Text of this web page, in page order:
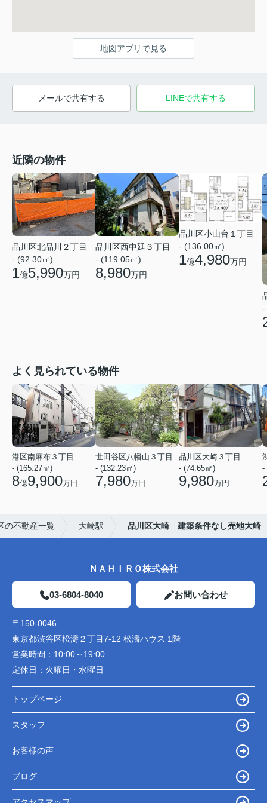
地図アプリで見る
メールで共有する LINEで共有する
近隣の物件
品川区北品川２丁目
- (92.30㎡)
1億5,990万円
品川区西中延３丁目
- (119.05㎡)
8,980万円
品川区小山台１丁目
- (136.00㎡)
1億4,980万円
-
よく見られている物件
港区南麻布３丁目
- (165.27㎡)
8億9,900万円
世田谷区八幡山３丁目
- (132.23㎡)
7,980万円
品川区大崎３丁目
- (74.65㎡)
9,980万円
-
の不動産一覧 大崎駅 品川区大崎 建築条件なし売地大崎
ＮＡＨＩＲＯ株式会社
03-6804-8040 お問い合わせ
〒150-0046
東京都渋谷区松濤２丁目7-12 松濤ハウス 1階
営業時間： 10:00～19:00
定休日： 火曜日・水曜日
トップページ
スタッフ
お客様の声
ブログ